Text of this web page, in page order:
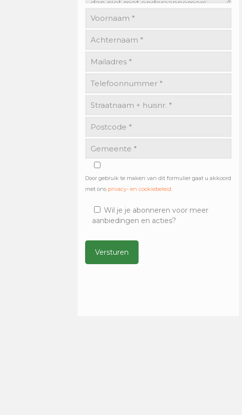
Door gebruik te maken van dit formulier gaat u akkoord
met ons privacy- en cookiebeleid
Wil je je abonneren voor meer
aanbiedingen en acties?